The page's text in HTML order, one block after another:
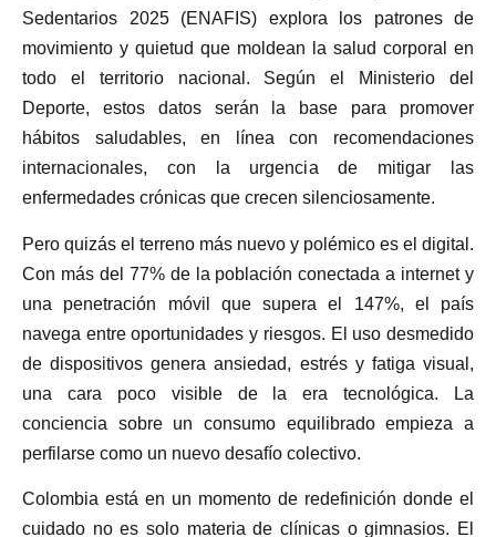
Sedentarios 2025 (ENAFIS) explora los patrones de
movimiento y quietud que moldean la salud corporal en
todo el territorio nacional. Según el Ministerio del
Deporte, estos datos serán la base para promover
hábitos saludables, en línea con recomendaciones
internacionales, con la urgencia de mitigar las
enfermedades crónicas que crecen silenciosamente.
Pero quizás el terreno más nuevo y polémico es el digital.
Con más del 77% de la población conectada a internet y
una penetración móvil que supera el 147%, el país
navega entre oportunidades y riesgos. El uso desmedido
de dispositivos genera ansiedad, estrés y fatiga visual,
una cara poco visible de la era tecnológica. La
conciencia sobre un consumo equilibrado empieza a
perfilarse como un nuevo desafío colectivo.
Colombia está en un momento de redefinición donde el
cuidado no es solo materia de clínicas o gimnasios. El